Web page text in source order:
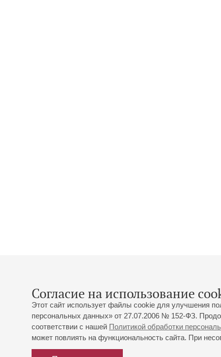
Согласие на использование
Этот сайт использует файлы cookie для улучшения
персональных данных» от 27.07.2006 № 152-ФЗ.
соответствии с нашей Политикой обработки
может повлиять на функциональность сайта. При